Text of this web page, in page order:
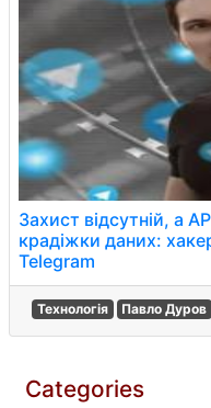
Захист відсутній, а
крадіжки даних:
Telegram
Технологія Павло Дуров
Categories